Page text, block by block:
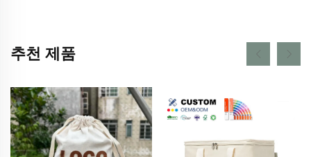
추천 제품